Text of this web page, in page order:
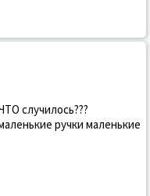
случилось???
ручки маленькие